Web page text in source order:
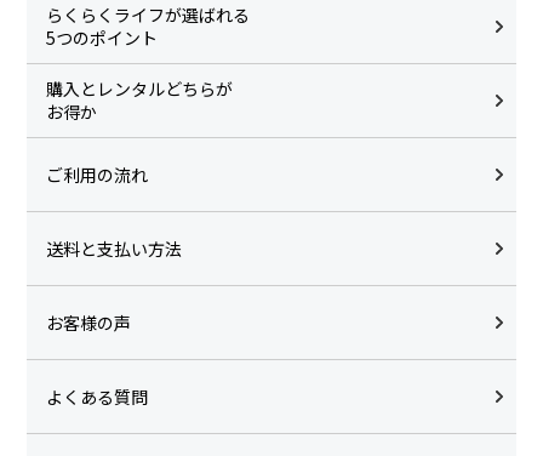
らくらくライフが選ばれる
5つのポイント
購入とレンタルどちらが
お得か
ご利用の流れ
送料と支払い方法
お客様の声
よくある質問